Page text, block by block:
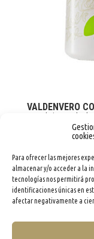
Para ofrecer las mejores
almacenar y/o acceder a la
tecnologías nos permitirá
identificaciones únicas en
afectar negativamente a
VALDENVERO
adminevoo | Jul
« Entradas más antiguas